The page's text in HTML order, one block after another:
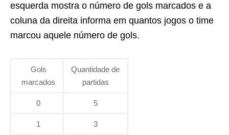
esquerda mostra o número de gols marcados e a
coluna da direita informa em quantos jogos o time
marcou aquele número de gols.
Gols
marcados
Quantidade de
partidas
0 5
1 3